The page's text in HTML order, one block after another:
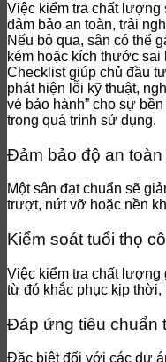
Việc kiểm tra chất
đảm bảo an toàn, trải
Nếu bỏ qua, sân có thể
kém hoặc kích thước
Checklist giúp chủ đầu
phát hiện lỗi kỹ thuật,
vé bảo hành” cho sự
trong quá trình sử dụng.
Đảm bảo độ an
Một sân đạt chuẩn sẽ
trượt, nứt vỡ hoặc nền
Kiểm soát tuổi thọ
Việc kiểm tra chất lượng
từ đó khắc phục kịp
Đáp ứng tiêu chuẩn
Đặc biệt đối với các dự